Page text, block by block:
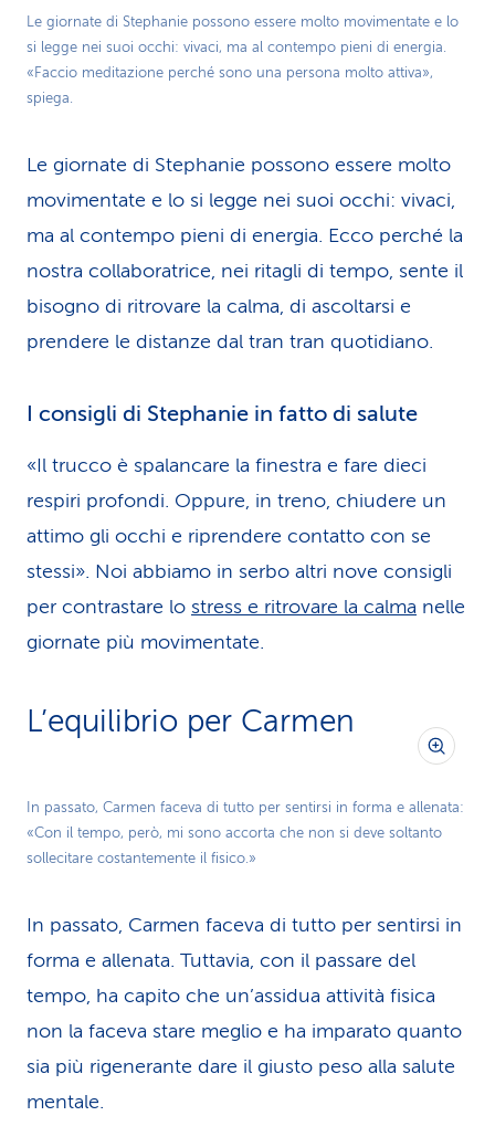
Le giornate di Stephanie possono essere molto movimentate e lo
si legge nei suoi occhi: vivaci, ma al contempo pieni di energia.
«Faccio meditazione perché sono una persona molto attiva»,
spiega.
Le giornate di Stephanie possono essere molto
movimentate e lo si legge nei suoi occhi: vivaci,
ma al contempo pieni di energia. Ecco perché la
nostra collaboratrice, nei ritagli di tempo, sente il
bisogno di ritrovare la calma, di ascoltarsi e
prendere le distanze dal tran tran quotidiano.
I consigli di Stephanie in fatto di salute
«Il trucco è spalancare la finestra e fare dieci
respiri profondi. Oppure, in treno, chiudere un
attimo gli occhi e riprendere contatto con se
stessi». Noi abbiamo in serbo altri nove consigli
per contrastare lo stress e ritrovare la calma nelle
giornate più movimentate.
L’equilibrio per Carmen
In passato, Carmen faceva di tutto per sentirsi in forma e allenata:
«Con il tempo, però, mi sono accorta che non si deve soltanto
sollecitare costantemente il fisico.»
In passato, Carmen faceva di tutto per sentirsi in
forma e allenata. Tuttavia, con il passare del
tempo, ha capito che un’assidua attività fisica
non la faceva stare meglio e ha imparato quanto
sia più rigenerante dare il giusto peso alla salute
mentale.